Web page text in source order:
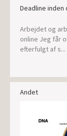
Deadline inden
Arbejdet og
online Jeg får
efterfulgt af s...
Andet